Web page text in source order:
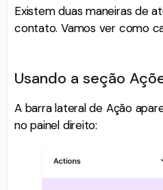
Existem duas maneiras de
contato. Vamos ver como
Usando a seção
A barra lateral de Ação
no painel direito: